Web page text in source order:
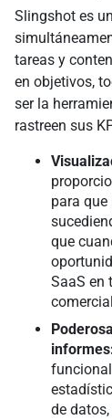
Slingshot es
tareas y
en objetivos,
ser la
rastreen sus
para
que
SaaS en
de